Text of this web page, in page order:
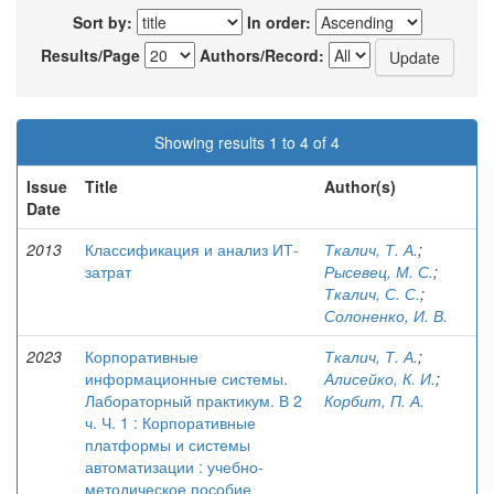
Sort by:
In order:
Results/Page
Authors/Record:
Showing results 1 to 4 of 4
Issue
Date
Title Author(s)
2013
Классификация и анализ ИТ-
затрат
Ткалич, Т. А.;
Рысевец, М. С.;
Ткалич, С. С.;
Солоненко, И. В.
2023
Корпоративные
информационные системы.
Лабораторный практикум. В 2
ч. Ч. 1 : Корпоративные
платформы и системы
автоматизации : учебно-
методическое пособие
Ткалич, Т. А.;
Алисейко, К. И.;
Корбит, П. А.